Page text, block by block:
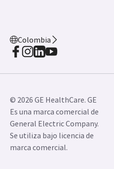
Colombia
© 2026 GE HealthCare. GE
Es una marca comercial de
General Electric Company.
Se utiliza bajo licencia de
marca comercial.